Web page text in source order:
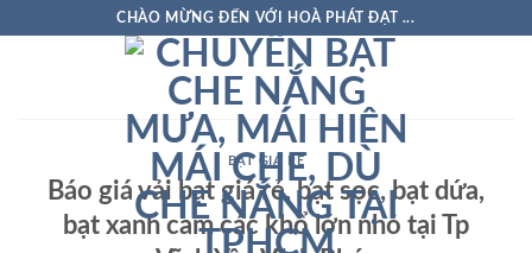
CHÀO MỪNG ĐẾN VỚI HOÀ PHÁT ĐẠT ...
BẠT GIÁ RẺ
Báo giá vải bạt giá rẻ, bạt sọc, bạt dứa,
bạt xanh cam các khổ lớn nhỏ tại Tp